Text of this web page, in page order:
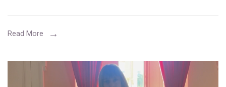
e
tempo
stesso
Read More